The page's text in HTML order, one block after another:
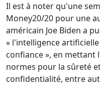
Il est à noter qu'une
Money20/20 pour une
américain Joe Biden a
« l'intelligence
confiance », en mettant
normes pour la sûreté
confidentialité, entre